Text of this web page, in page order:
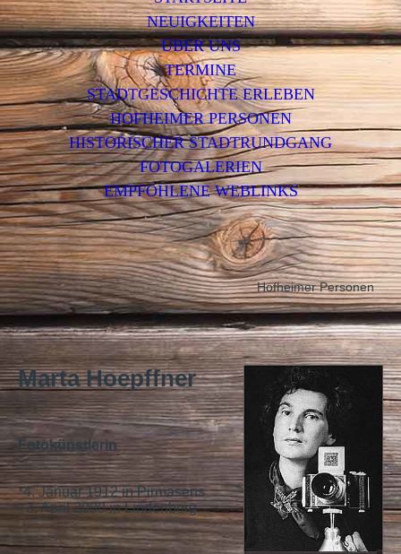
NEUIGKEITEN
ÜBER UNS
TERMINE
STADTGESCHICHTE ERLEBEN
HOFHEIMER PERSONEN
HISTORISCHER STADTRUNDGANG
FOTOGALERIEN
EMPFOHLENE WEBLINKS
Hofheimer Personen
Marta Hoepffner
Fotokünstlerin
*4. Januar 1912 in Pirmasens
+3. April 2000 in Lindenberg